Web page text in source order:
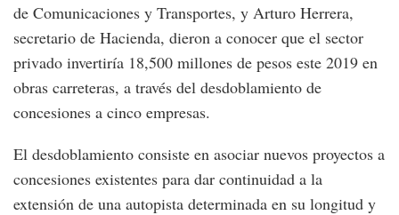
de Comunicaciones y Transportes, y Arturo Herrera,
secretario de Hacienda, dieron a conocer que el sector
privado invertiría 18,500 millones de pesos este 2019 en
obras carreteras, a través del desdoblamiento de
concesiones a cinco empresas.
El desdoblamiento consiste en asociar nuevos proyectos a
concesiones existentes para dar continuidad a la
extensión de una autopista determinada en su longitud y